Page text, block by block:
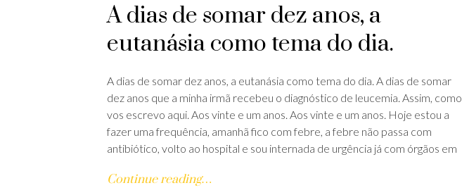
A dias de somar dez anos, a
eutanásia como tema do dia.
A dias de somar dez anos, a eutanásia como tema do dia. A dias de somar
dez anos que a minha irmã recebeu o diagnóstico de leucemia. Assim, como
vos escrevo aqui. Aos vinte e um anos. Aos vinte e um anos. Hoje estou a
fazer uma frequência, amanhã fico com febre, a febre não passa com
antibiótico, volto ao hospital e sou internada de urgência já com órgãos em
Continue reading…